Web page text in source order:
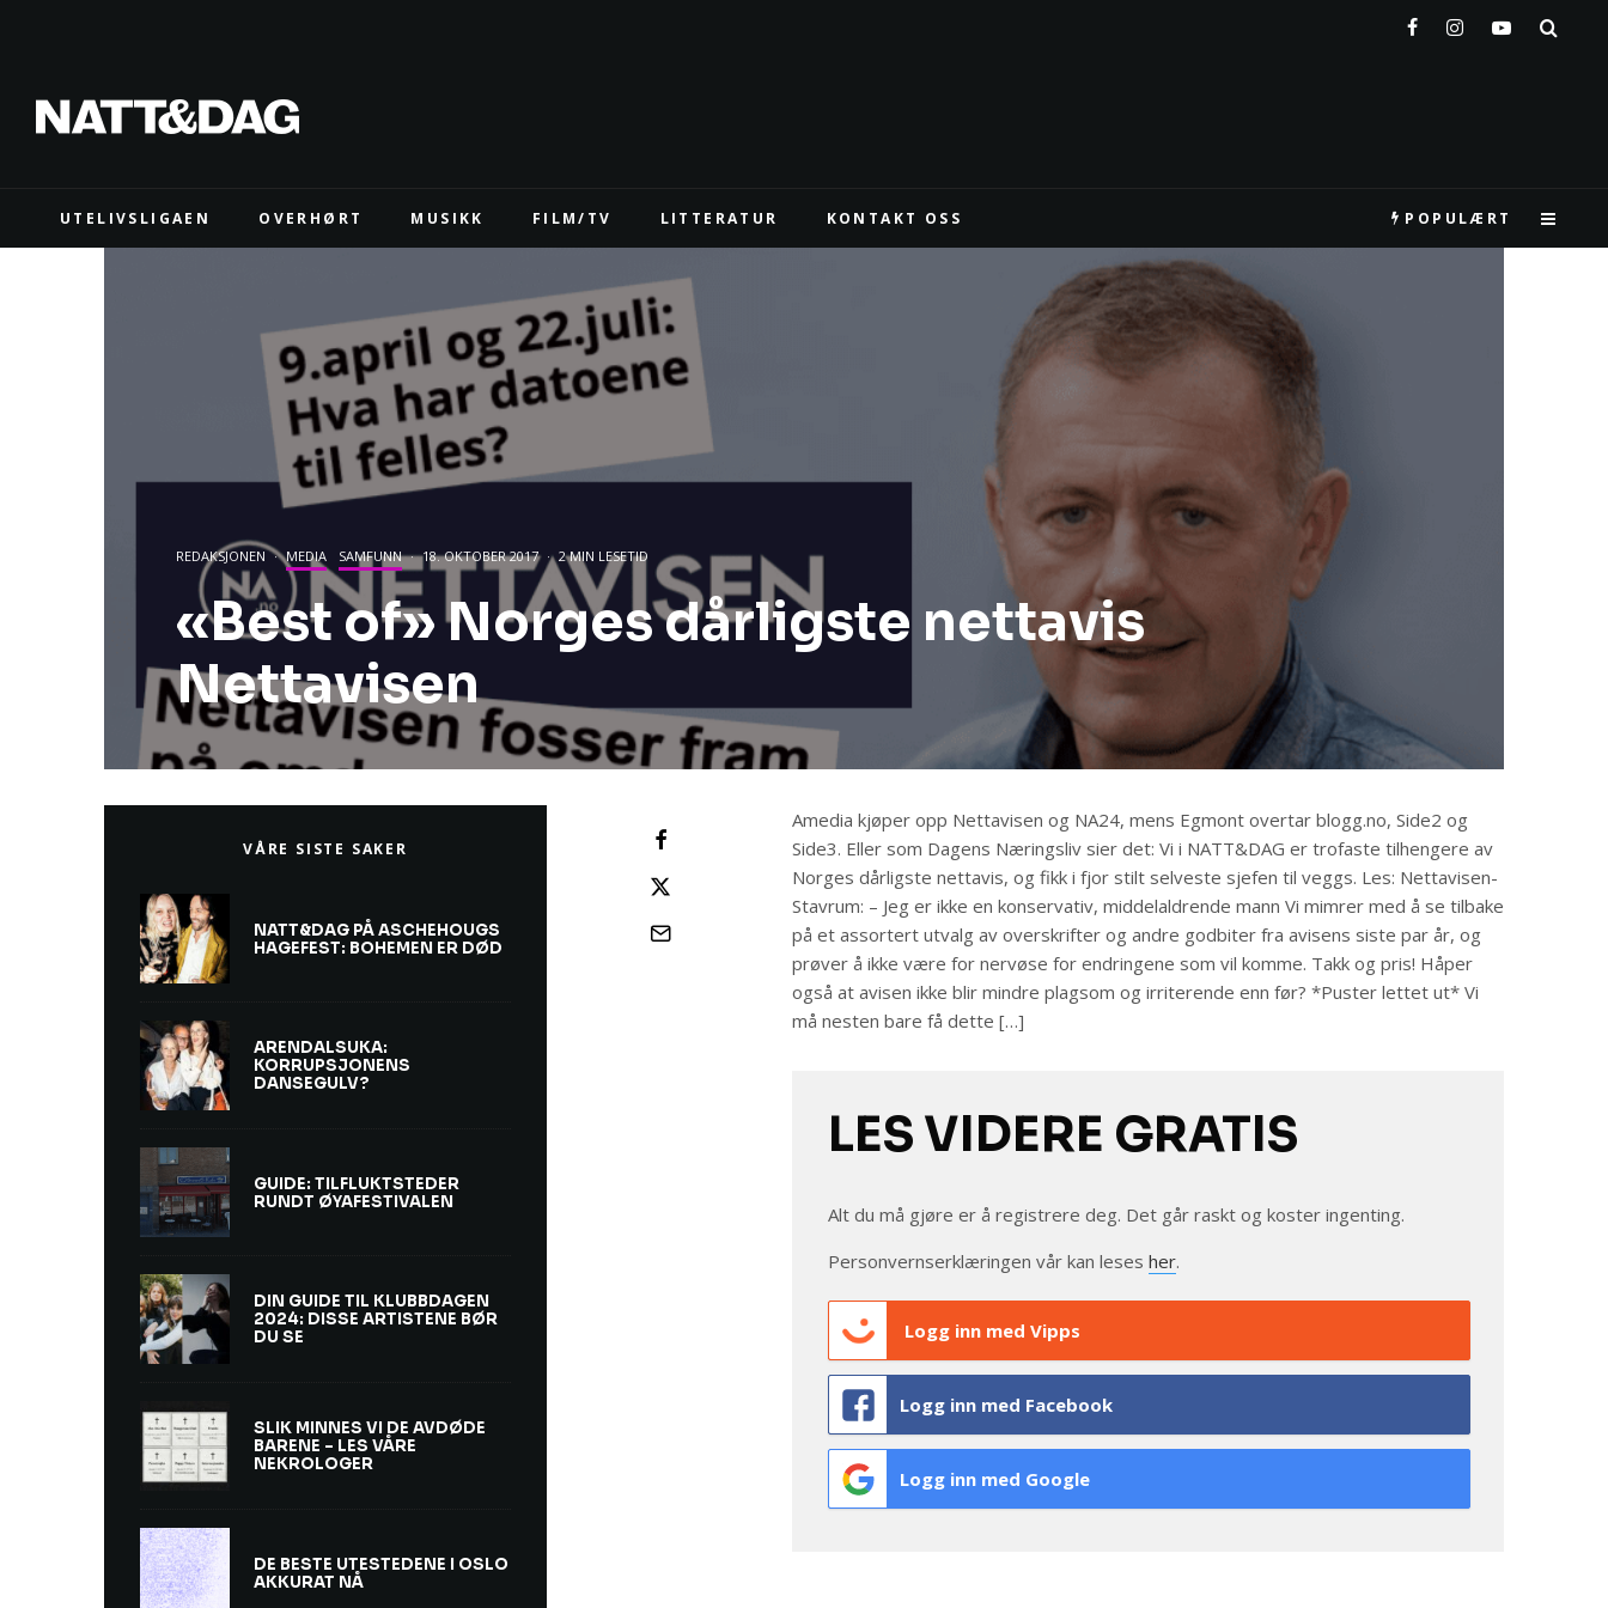
UTELIVSLIGAEN OVERHØRT MUSIKK FILM/TV LITTERATUR KONTAKT OSS POPULÆRT
REDAKSJONEN · MEDIA SAMFUNN · 18. OKTOBER 2017 · 2 MIN LESETID
«Best of» Norges dårligste nettavis
Nettavisen
Amedia kjøper opp Nettavisen og NA24, mens Egmont overtar blogg.no, Side2 og
Side3. Eller som Dagens Næringsliv sier det: Vi i NATT&DAG er trofaste tilhengere av
Norges dårligste nettavis, og fikk i fjor stilt selveste sjefen til veggs. Les: Nettavisen-
Stavrum: – Jeg er ikke en konservativ, middelaldrende mann Vi mimrer med å se tilbake
på et assortert utvalg av overskrifter og andre godbiter fra avisens siste par år, og
prøver å ikke være for nervøse for endringene som vil komme. Takk og pris! Håper
også at avisen ikke blir mindre plagsom og irriterende enn før? *Puster lettet ut* Vi
må nesten bare få dette […]
LES VIDERE GRATIS
Alt du må gjøre er å registrere deg. Det går raskt og koster ingenting.
Personvernserklæringen vår kan leses her.
Logg inn med Vipps
Logg inn med Facebook
Logg inn med Google
VÅRE SISTE SAKER
NATT&DAG PÅ ASCHEHOUGS
HAGEFEST: BOHEMEN ER DØD
ARENDALSUKA:
KORRUPSJONENS
DANSEGULV?
GUIDE: TILFLUKTSTEDER
RUNDT ØYAFESTIVALEN
DIN GUIDE TIL KLUBBDAGEN
2024: DISSE ARTISTENE BØR
DU SE
SLIK MINNES VI DE AVDØDE
BARENE – LES VÅRE
NEKROLOGER
DE BESTE UTESTEDENE I OSLO
AKKURAT NÅ